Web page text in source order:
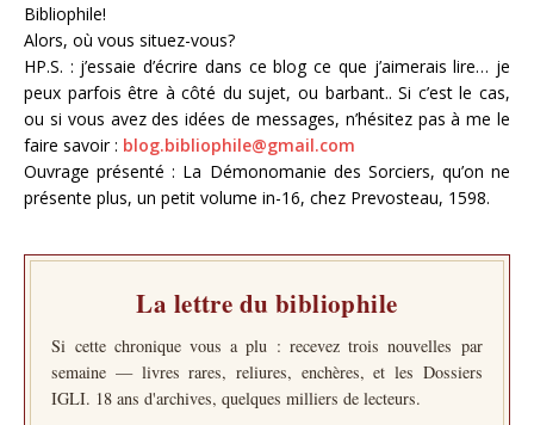
Bibliophile!
Alors, où vous situez-vous?
HP.S. : j’essaie d’écrire dans ce blog ce que j’aimerais lire… je
peux parfois être à côté du sujet, ou barbant.. Si c’est le cas,
ou si vous avez des idées de messages, n’hésitez pas à me le
faire savoir : blog.bibliophile@gmail.com
Ouvrage présenté : La Démonomanie des Sorciers, qu’on ne
présente plus, un petit volume in-16, chez Prevosteau, 1598.
La lettre du bibliophile
Si cette chronique vous a plu : recevez trois nouvelles par
semaine — livres rares, reliures, enchères, et les Dossiers
IGLI. 18 ans d'archives, quelques milliers de lecteurs.